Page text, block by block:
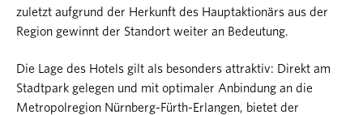
zuletzt aufgrund der Herkunft des Hauptaktionärs aus der
Region gewinnt der Standort weiter an Bedeutung.
Die Lage des Hotels gilt als besonders attraktiv: Direkt am
Stadtpark gelegen und mit optimaler Anbindung an die
Metropolregion Nürnberg-Fürth-Erlangen, bietet der